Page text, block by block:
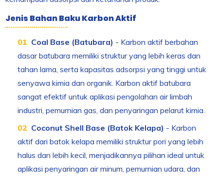
Jenis Bahan Baku Karbon Aktif
Coal Base (Batubara) - Karbon aktif berbahan
dasar batubara memiliki struktur yang lebih keras dan
tahan lama, serta kapasitas adsorpsi yang tinggi untuk
senyawa kimia dan organik. Karbon aktif batubara
sangat efektif untuk aplikasi pengolahan air limbah
industri, pemurnian gas, dan penyaringan pelarut kimia.
Coconut Shell Base (Batok Kelapa) - Karbon
aktif dari batok kelapa memiliki struktur pori yang lebih
halus dan lebih kecil, menjadikannya pilihan ideal untuk
aplikasi penyaringan air minum, pemurnian udara, dan